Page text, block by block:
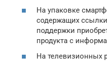
На упаковке
содержащих
поддержки
продукта с
На телевизионных